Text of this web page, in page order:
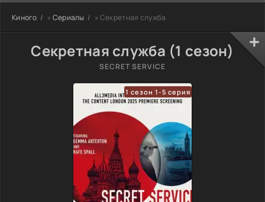
Киного » Сериалы » Секретная служба
Секретная служба (1 сезон)
SECRET SERVICE
1 сезон 1-5 серия